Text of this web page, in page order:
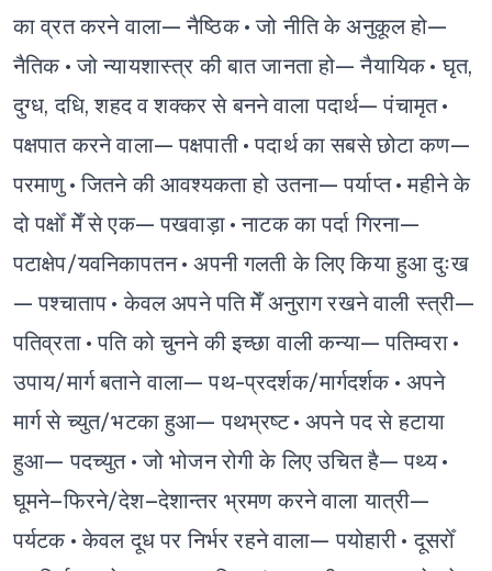
का व्रत करने वाला— नैष्ठिक • जो नीति के अनुकूल हो—
नैतिक • जो न्यायशास्त्र की बात जानता हो— नैयायिक • घृत,
दुग्ध, दधि, शहद व शक्कर से बनने वाला पदार्थ— पंचामृत •
पक्षपात करने वाला— पक्षपाती • पदार्थ का सबसे छोटा कण—
परमाणु • जितने की आवश्यकता हो उतना— पर्याप्त • महीने के
दो पक्षोँ मेँ से एक— पखवाड़ा • नाटक का पर्दा गिरना—
पटाक्षेप/यवनिकापतन • अपनी गलती के लिए किया हुआ दुःख
— पश्चाताप • केवल अपने पति मेँ अनुराग रखने वाली स्त्री—
पतिव्रता • पति को चुनने की इच्छा वाली कन्या— पतिम्वरा •
उपाय/मार्ग बताने वाला— पथ-प्रदर्शक/मार्गदर्शक • अपने
मार्ग से च्युत/भटका हुआ— पथभ्रष्ट • अपने पद से हटाया
हुआ— पदच्युत • जो भोजन रोगी के लिए उचित है— पथ्य •
घूमने–फिरने/देश–देशान्तर भ्रमण करने वाला यात्री—
पर्यटक • केवल दूध पर निर्भर रहने वाला— पयोहारी • दूसरोँ